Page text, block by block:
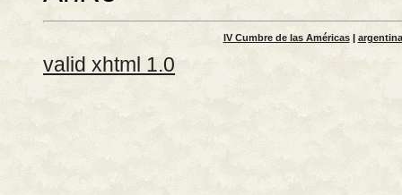
IV Cumbre de las Américas| argentina
valid xhtml 1.0